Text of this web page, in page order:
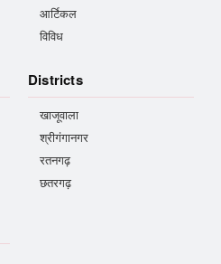
आर्टिकल
विविध
Districts
खाजूवाला
श्रीगंगानगर
रतनगढ़
छतरगढ़